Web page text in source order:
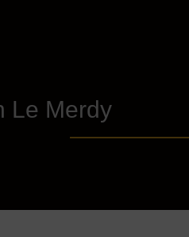
Le Merdy